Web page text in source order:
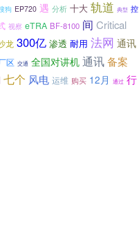
狗 EP720 遇 分析 十大 轨道 典型 控
视察 eTRA BF-8100 间 Critical
龙 300亿 渗透 耐用 法网 通讯
区 交通 全国对讲机 通讯备案
七个 风电 运维 购买 12月 通过 行